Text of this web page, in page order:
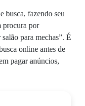
busca, fazendo seu
procura por
para mechas”. É
online antes de
pagar anúncios,